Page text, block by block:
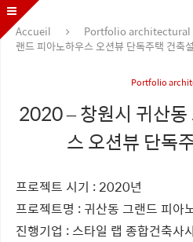
Accueil Portfolio architectural
랜드 피아노하우스 오션뷰 단독주택 건축
Portfolio
2020 – 창원시 귀산
스 오션뷰 단독
프로젝트 시기 : 2020년
프로젝트명 : 귀산동 그랜드 피아
진행기업 : 스타일 랩 종합건축사